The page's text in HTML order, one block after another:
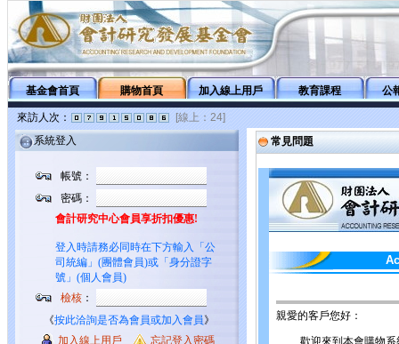
基金會首頁 購物首頁 加入線上用戶 教育課程 公
來訪人次：
[線上：24]
系統登入
帳號：
密碼：
會計研究中心會員享折扣優惠!
登入時請務必同時在下方輸入「公
司統編」(團體會員)或「身分證字
號」(個人會員)
檢核：
《按此洽詢是否為會員或加入會員》
加入線上用戶
忘記登入密碼
常見問題
親愛的客戶您好：
歡迎來到本會購物系